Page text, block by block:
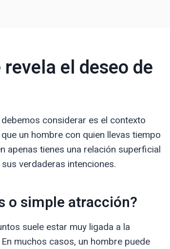
el deseo de
considerar es el contexto
un hombre con quien llevas tiempo
apenas tienes una relación superficial
verdaderas intenciones.
o simple atracción?
suele estar muy ligada a la
muchos casos, un hombre puede